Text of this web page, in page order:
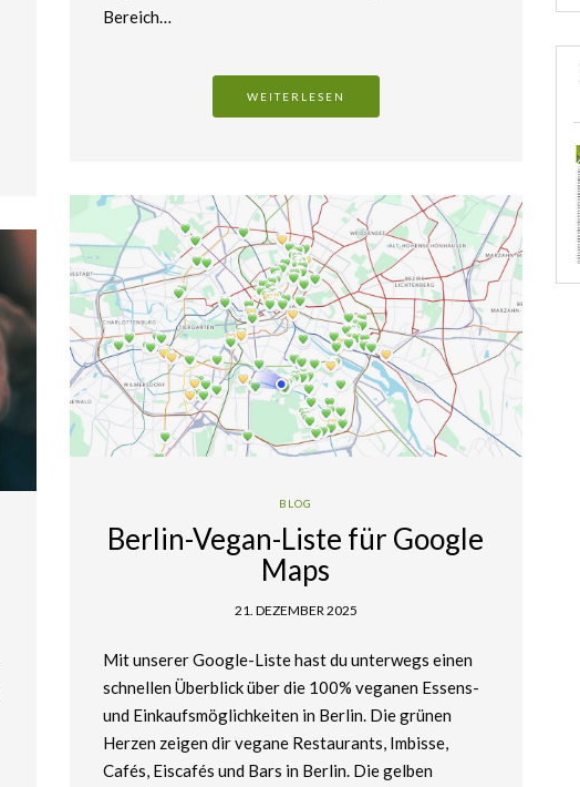
Bereich…
WEITERLESEN
BLOG
Berlin-Vegan-Liste für Google
Maps
21. DEZEMBER 2025
Mit unserer Google-Liste hast du unterwegs einen
schnellen Überblick über die 100% veganen Essens-
und Einkaufsmöglichkeiten in Berlin. Die grünen
Herzen zeigen dir vegane Restaurants, Imbisse,
Cafés, Eiscafés und Bars in Berlin. Die gelben